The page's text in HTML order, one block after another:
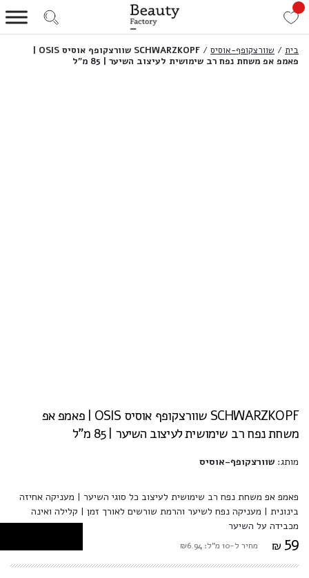
בית / שוורצקופף-אוסיס /
SCHWARZKOPF שוורצקופף אוסיס OSIS |
פאמפ אפ משחת נפח רב שימושית לעיצוב השיער | 85 מ”ל
SCHWARZKOPF שוורצקופף אוסיס OSIS | פאמפ אפ
משחת נפח רב שימושית לעיצוב השיער | 85 מ"ל
מותג: שוורצקופף-אוסיס
פאמפ אפ משחת נפח רב שימושית לעיצוב כל סוגי השיער | מעניקה אחיזה
בינונית | מעניקה נפח לשיער והרמת שורשים לאורך זמן | קלילה ואינה
מכבידה על השיער
₪ 59 מחיר ל-10 מ"ל: ₪6.94